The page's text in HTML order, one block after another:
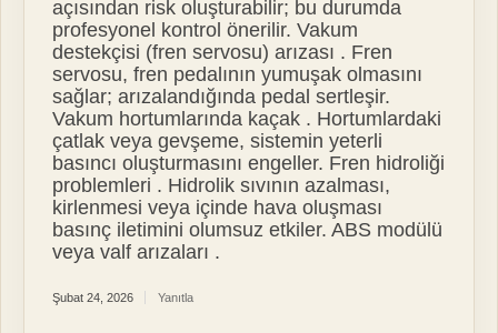
açısından risk oluşturabilir; bu durumda
profesyonel kontrol önerilir. Vakum
destekçisi (fren servosu) arızası . Fren
servosu, fren pedalının yumuşak olmasını
sağlar; arızalandığında pedal sertleşir.
Vakum hortumlarında kaçak . Hortumlardaki
çatlak veya gevşeme, sistemin yeterli
basıncı oluşturmasını engeller. Fren hidroliği
problemleri . Hidrolik sıvının azalması,
kirlenmesi veya içinde hava oluşması
basınç iletimini olumsuz etkiler. ABS modülü
veya valf arızaları .
Şubat 24, 2026 Yanıtla